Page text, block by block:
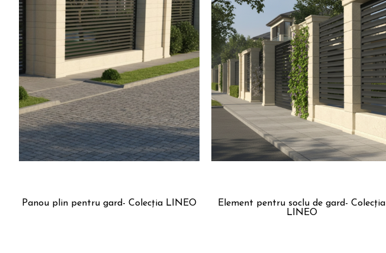
Panou plin pentru gard- Colecția LINEO
Element pentru soclu de gard- Colecția
LINEO